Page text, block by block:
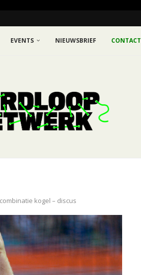
EVENTS NIEUWSBRIEF CONTACT
kogel – discus